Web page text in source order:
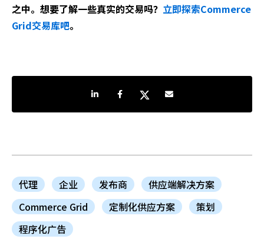
之中。想要了解一些真实的交易吗？ 立即探索Commerce
Grid交易库吧。
分享到LinkedIn分享到Facebook
分享到Twitter通过电子邮件共享
代理 企业 发布商
供应端解决方案
Commerce Grid
定制化供应方案
策划
程序化广告